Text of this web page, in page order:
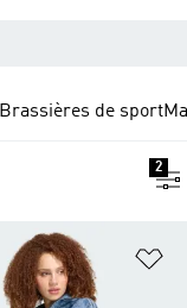
Brassières de sport
2
Liste de produits